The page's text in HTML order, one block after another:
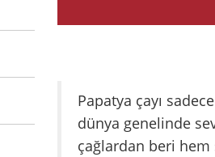
Papatya çayı
dünya genelinde
çağlardan beri